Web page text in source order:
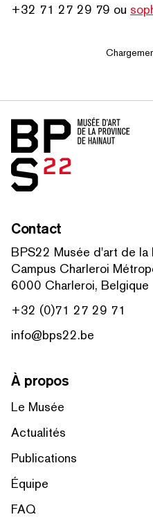
+32 71 27 29 79 ou
Accueil
Contact
BPS22 Musée d'art de la
Campus Charleroi
6000 Charleroi, Belgique
+32 (0)71 27 29 71
info@bps22.be
À propos
Le Musée
Actualités
Publications
Équipe
FAQ